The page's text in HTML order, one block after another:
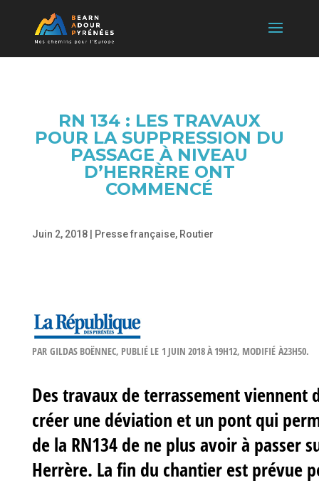
RN 134 : LES TRAVAUX
POUR LA SUPPRESSION DU
PASSAGE À NIVEAU
D’HERRÈRE ONT
COMMENCÉ
Juin 2, 2018| Presse française, Routier
PAR GILDAS BOËNNEC, PUBLIÉ LE 1 JUIN 2018 À 19H12, MODIFIÉ À23H50.
Des travaux de terrassement viennent
créer une déviation et un pont qui
de la RN134 de ne plus avoir à passer
Herrère. La fin du chantier est prévue